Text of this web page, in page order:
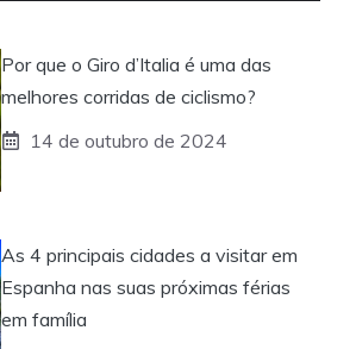
Por que o Giro d’Italia é uma das
melhores corridas de ciclismo?
14 de outubro de 2024
As 4 principais cidades a visitar em
Espanha nas suas próximas férias
em família